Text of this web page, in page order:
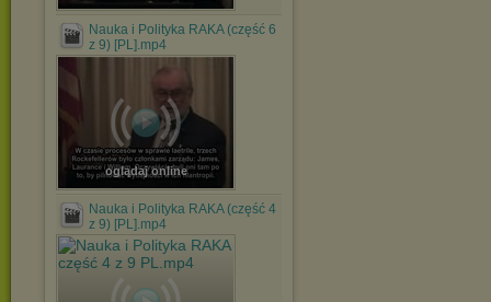
Nauka i Polityka RAKA (część 6
z 9) [PL].mp4
oglądaj online
Nauka i Polityka RAKA (część 4
z 9) [PL].mp4